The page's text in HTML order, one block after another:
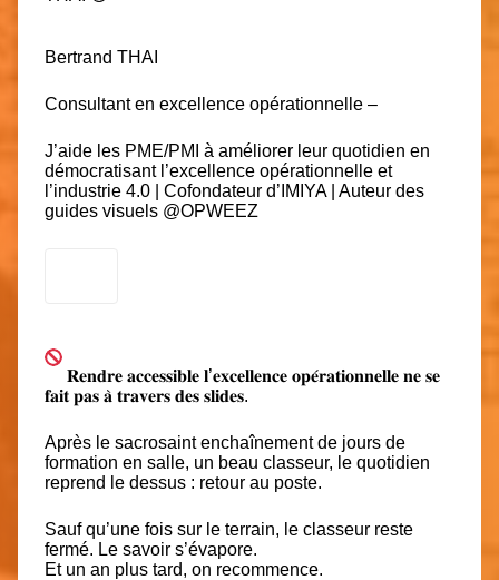
Bertrand THAI
Consultant en excellence opérationnelle –
J’aide les PME/PMI à améliorer leur quotidien en
démocratisant l’excellence opérationnelle et
l’industrie 4.0 | Cofondateur d’IMIYA | Auteur des
guides visuels @OPWEEZ
𝐑𝐞𝐧𝐝𝐫𝐞 𝐚𝐜𝐜𝐞𝐬𝐬𝐢𝐛𝐥𝐞 𝐥’𝐞𝐱𝐜𝐞𝐥𝐥𝐞𝐧𝐜𝐞 𝐨𝐩𝐞́𝐫𝐚𝐭𝐢𝐨𝐧𝐧𝐞𝐥𝐥𝐞 𝐧𝐞 𝐬𝐞
𝐟𝐚𝐢𝐭 𝐩𝐚𝐬 𝐚̀ 𝐭𝐫𝐚𝐯𝐞𝐫𝐬 𝐝𝐞𝐬 𝐬𝐥𝐢𝐝𝐞𝐬.
Après le sacrosaint enchaînement de jours de
formation en salle, un beau classeur, le quotidien
reprend le dessus : retour au poste.
Sauf qu’une fois sur le terrain, le classeur reste
fermé. Le savoir s’évapore.
Et un an plus tard, on recommence.